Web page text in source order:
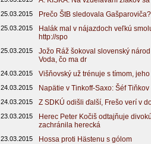
25.03.2015 Prečo ŠtB sledovala
25.03.2015
Halák mal v nájazdoch veľkú
http://spo
25.03.2015
Jožo Ráž šokoval slovenský
Voda, čo ma dr
24.03.2015 Višňovský už trénuje s tímom,
24.03.2015 Napätie v Tinkoff-Saxo: Šéf
24.03.2015 Z SDKÚ odišli ďalší, Frešo verí v
23.03.2015
Herec Peter Kočiš odtajňuje
zachránila herecká
23.03.2015 Hossa proti Hästenu s gólom